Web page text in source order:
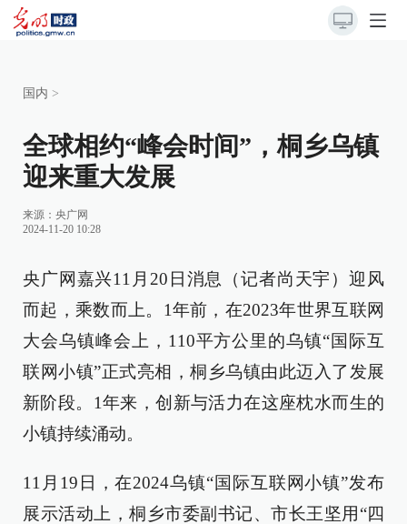
国内 >
全球相约“峰会时间”，桐乡乌镇
迎来重大发展
来源： 央广网
2024-11-20 10:28
央广网嘉兴11月20日消息（记者尚天宇）迎风
而起，乘数而上。1年前，在2023年世界互联网
大会乌镇峰会上，110平方公里的乌镇“国际互
联网小镇”正式亮相，桐乡乌镇由此迈入了发展
新阶段。1年来，创新与活力在这座枕水而生的
小镇持续涌动。
11月19日，在2024乌镇“国际互联网小镇”发布
展示活动上，桐乡市委副书记、市长王坚用“四